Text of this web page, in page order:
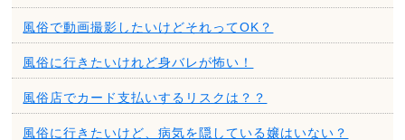
風俗で動画撮影したいけどそれってOK？
風俗に行きたいけれど身バレが怖い！
風俗店でカード支払いするリスクは？？
風俗に行きたいけど、病気を隠している嬢はいない？